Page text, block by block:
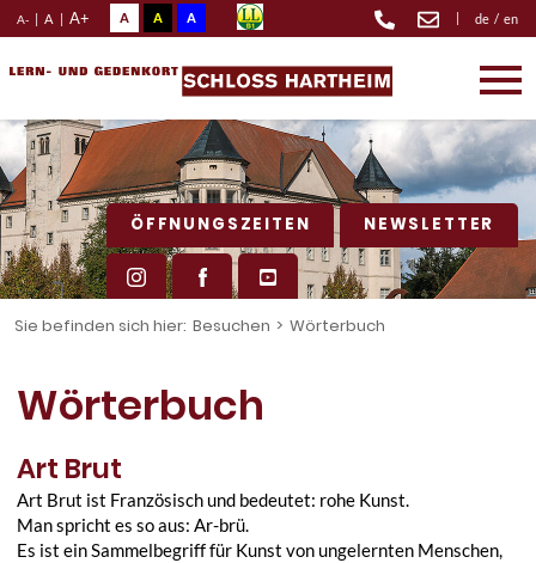
A- | A | A+ A A A | de / en
ÖFFNUNGSZEITEN NEWSLETTER
Sie befinden sich hier: Besuchen > Wörterbuch
Wörterbuch
Art Brut
Art Brut ist Französisch und bedeutet: rohe Kunst.
Man spricht es so aus: Ar-brü.
Es ist ein Sammelbegriff für Kunst von ungelernten Menschen,